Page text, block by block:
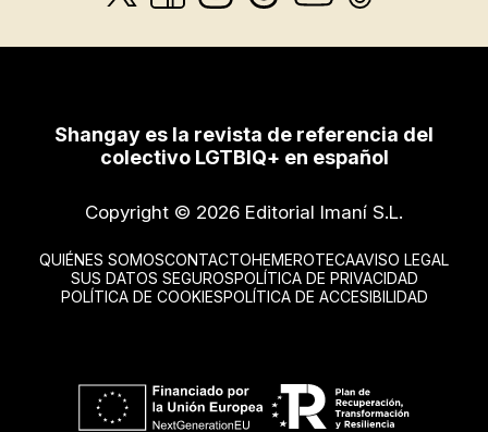
Shangay es la revista de referencia del
colectivo LGTBIQ+ en español
Copyright © 2026 Editorial Imaní S.L.
QUIÉNES SOMOSCONTACTOHEMEROTECAAVISO LEGAL
SUS DATOS SEGUROSPOLÍTICA DE PRIVACIDAD
POLÍTICA DE COOKIESPOLÍTICA DE ACCESIBILIDAD